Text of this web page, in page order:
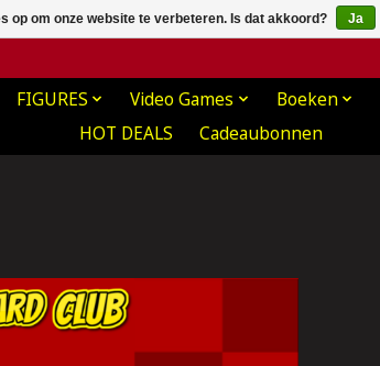
FIGURES Video Games Boeken
HOT DEALS
Cadeaubonnen
op om onze website te verbeteren. Is dat akkoord? Ja